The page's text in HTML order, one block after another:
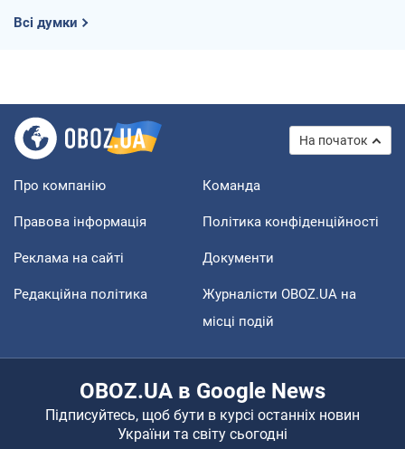
Всі думки
На початок
Про компанію Команда
Правова інформація Політика конфіденційності
Реклама на сайті Документи
Редакційна політика
Журналісти OBOZ.UA на
місці подій
OBOZ.UA в Google News
Підписуйтесь, щоб бути в курсі останніх новин
України та світу сьогодні